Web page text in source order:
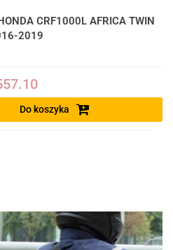
CRF1000L AFRICA TWIN
2019
Do koszyka